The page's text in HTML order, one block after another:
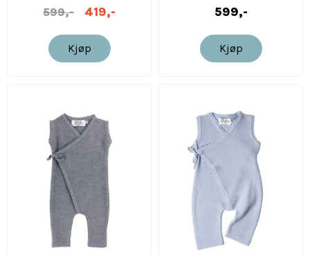
599,- 419,-
Kjøp
599,-
Kjøp